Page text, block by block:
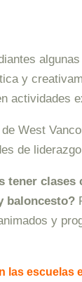
y
actividades
West
de
tener
baloncesto?
y
las escuelas